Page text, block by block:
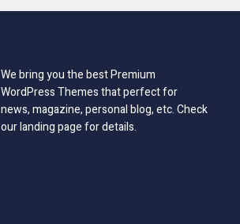
We bring you the best Premium
WordPress Themes that perfect for
news, magazine, personal blog, etc. Check
our landing page for details.